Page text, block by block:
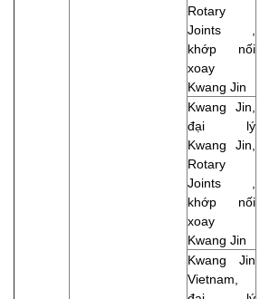
Rotary
Joints ,
khớp nối
xoay
Kwang Jin
Kwang Jin,
đại lý
Kwang Jin,
Rotary
Joints ,
khớp nối
xoay
Kwang Jin
Kwang Jin
Vietnam,